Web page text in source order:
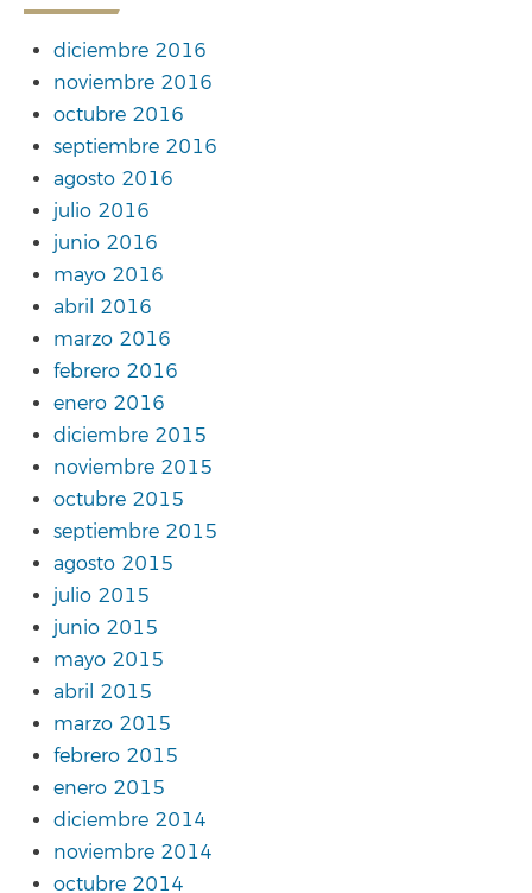
diciembre 2016
noviembre 2016
octubre 2016
septiembre 2016
agosto 2016
julio 2016
junio 2016
mayo 2016
abril 2016
marzo 2016
febrero 2016
enero 2016
diciembre 2015
noviembre 2015
octubre 2015
septiembre 2015
agosto 2015
julio 2015
junio 2015
mayo 2015
abril 2015
marzo 2015
febrero 2015
enero 2015
diciembre 2014
noviembre 2014
octubre 2014